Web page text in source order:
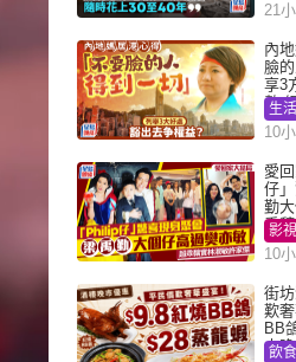
21
內
臉
享3
數
生
10
愛
仔
勤
乖
影
10
街
歎
BB
大
飲食